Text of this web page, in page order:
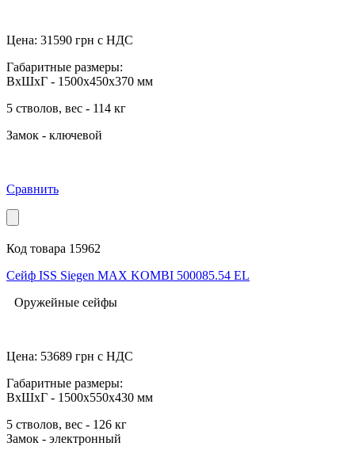
Цена: 31590 грн с НДС
Габаритные размеры:
ВхШхГ - 1500x450x370 мм
5 стволов, вес - 114 кг
Замок - ключевой
Сравнить
Код товара 15962
Сейф ISS Siegen MAX KOMBI 500085.54 EL
Оружейные сейфы
Цена: 53689 грн с НДС
Габаритные размеры:
ВхШхГ - 1500x550x430 мм
5 стволов, вес - 126 кг
Замок - электронный